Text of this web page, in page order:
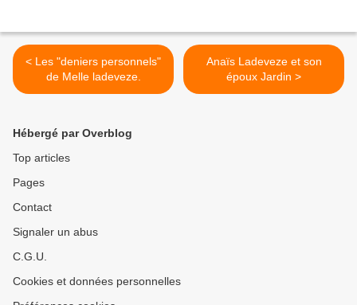
< Les "deniers personnels"
de Melle ladeveze.
Anaïs Ladeveze et son
époux Jardin >
Hébergé par Overblog
Top articles
Pages
Contact
Signaler un abus
C.G.U.
Cookies et données personnelles